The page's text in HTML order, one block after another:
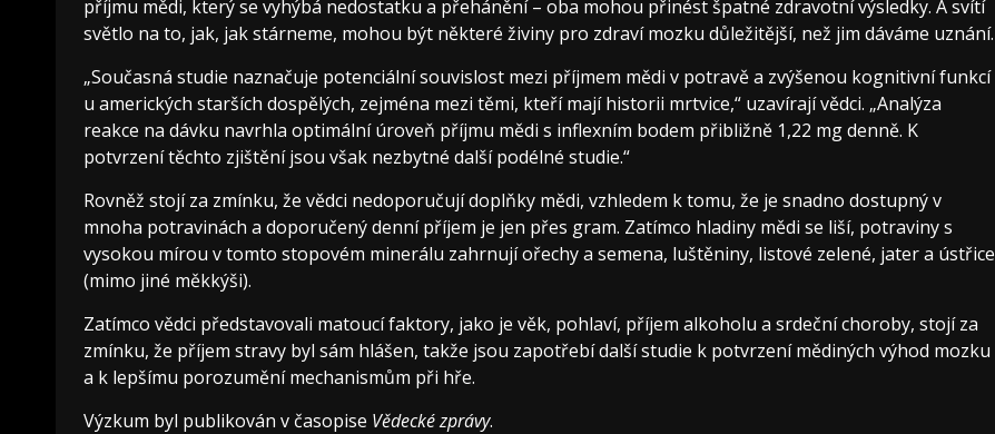
příjmu mědi, který se vyhýbá nedostatku a přehánění – oba mohou přinést špatné zdravotní výsledky. A svítí
světlo na to, jak, jak stárneme, mohou být některé živiny pro zdraví mozku důležitější, než jim dáváme uznání.
„Současná studie naznačuje potenciální souvislost mezi příjmem mědi v potravě a zvýšenou kognitivní funkcí
u amerických starších dospělých, zejména mezi těmi, kteří mají historii mrtvice,“ uzavírají vědci. „Analýza
reakce na dávku navrhla optimální úroveň příjmu mědi s inflexním bodem přibližně 1,22 mg denně. K
potvrzení těchto zjištění jsou však nezbytné další podélné studie.“
Rovněž stojí za zmínku, že vědci nedoporučují doplňky mědi, vzhledem k tomu, že je snadno dostupný v
mnoha potravinách a doporučený denní příjem je jen přes gram. Zatímco hladiny mědi se liší, potraviny s
vysokou mírou v tomto stopovém minerálu zahrnují ořechy a semena, luštěniny, listové zelené, jater a ústřice
(mimo jiné měkkýši).
Zatímco vědci představovali matoucí faktory, jako je věk, pohlaví, příjem alkoholu a srdeční choroby, stojí za
zmínku, že příjem stravy byl sám hlášen, takže jsou zapotřebí další studie k potvrzení mědiných výhod mozku
a k lepšímu porozumění mechanismům při hře.
Výzkum byl publikován v časopise Vědecké zprávy.